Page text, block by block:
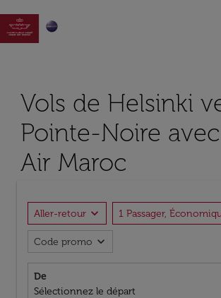

Vols de Helsinki
Pointe-Noire
Air Maroc
Aller-retour expand_more 1 Passager,
Code promo expand_more
De
Sélectionnez le départ